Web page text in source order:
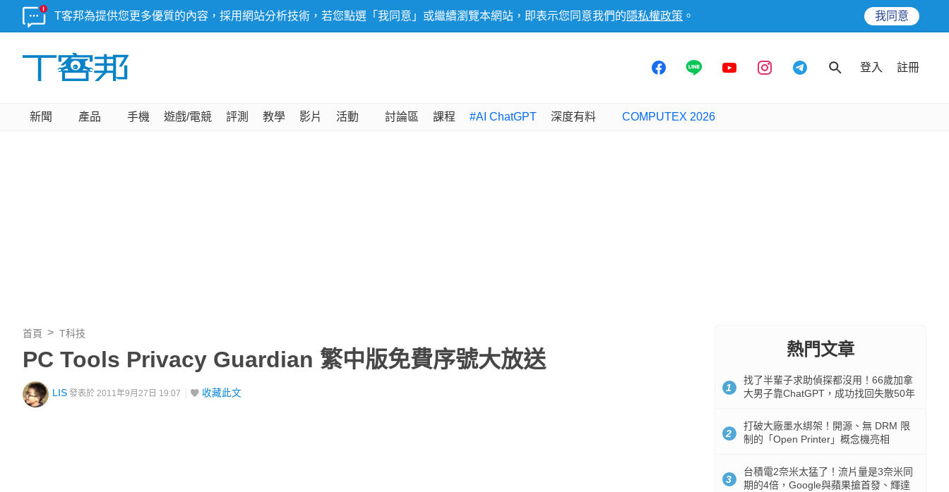
T客邦為提供您更多優質的內容，採用網站分析技術，若您點選「我同意」或繼續瀏覽本網站，即表示您同意我們的 隱私權政策 。 我同意
登入 註冊
新聞 產品 手機 遊戲/電競 評測 教學 影片 活動 討論區 課程 #AI ChatGPT 深度有料 COMPUTEX 2026
首頁 T科技
PC Tools Privacy Guardian 繁中版免費序號大放送
LIS 發表於 2011年9月27日 19:07 收藏此文
熱門文章
1
找了半輩子求助偵探都沒用！66歲加拿
大男子靠ChatGPT，成功找回失散50年
2
打破大廠墨水綁架！開源、無 DRM 限
制的「Open Printer」概念機亮相
3
台積電2奈米太猛了！流片量是3奈米同
期的4倍，Google與蘋果搶首發、輝達